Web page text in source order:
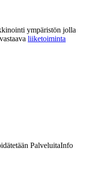
ympäristön jolla
liiketoiminta
PalveluitaInfo